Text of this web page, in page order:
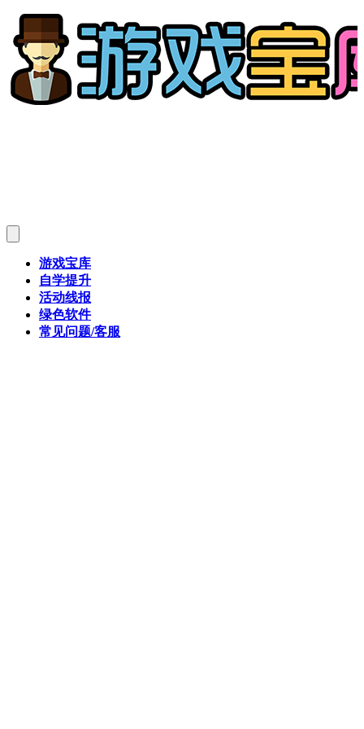
游戏宝库
自学提升
活动线报
绿色软件
常见问题/客服